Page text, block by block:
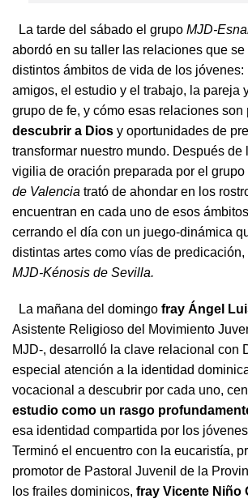
La tarde del sábado el grupo MJD-
abordó en su taller las relaciones que
distintos ámbitos de vida de los jóvenes:
amigos, el estudio y el trabajo, la pareja
grupo de fe, y cómo esas relaciones son
descubrir a Dios y oportunidades de
transformar nuestro mundo. Después de
vigilia de oración preparada por el grupo
de Valencia trató de ahondar en los
encuentran en cada uno de esos
cerrando el día con un juego-dinámica
distintas artes como vías de
MJD-Kénosis de Sevilla.
La mañana del domingo fray Ángel
Asistente Religioso del Movimiento
MJD-, desarrolló la clave relacional con
especial atención a la identidad
vocacional a descubrir por cada uno,
estudio como un rasgo
esa identidad compartida por los
Terminó el encuentro con la eucaristía,
promotor de Pastoral Juvenil de la
los frailes dominicos, fray Vicente Niño